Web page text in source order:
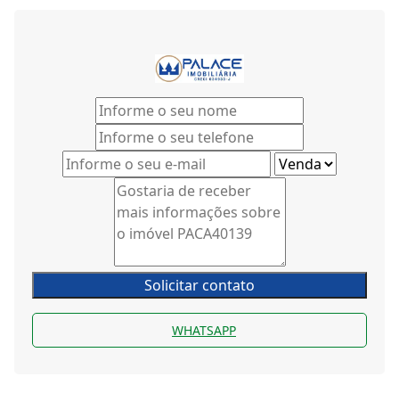
Solicitar contato
WHATSAPP